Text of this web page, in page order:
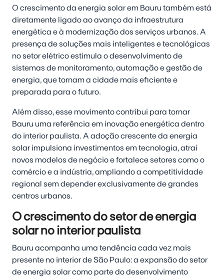
O crescimento da energia solar em Bauru também está
diretamente ligado ao avanço da infraestrutura
energética e à modernização dos serviços urbanos. A
presença de soluções mais inteligentes e tecnológicas
no setor elétrico estimula o desenvolvimento de
sistemas de monitoramento, automação e gestão de
energia, que tornam a cidade mais eficiente e
preparada para o futuro.
Além disso, esse movimento contribui para tornar
Bauru uma referência em inovação energética dentro
do interior paulista. A adoção crescente da energia
solar impulsiona investimentos em tecnologia, atrai
novos modelos de negócio e fortalece setores como o
comércio e a indústria, ampliando a competitividade
regional sem depender exclusivamente de grandes
centros urbanos.
O crescimento do setor de energia
solar no interior paulista
Bauru acompanha uma tendência cada vez mais
presente no interior de São Paulo: a expansão do setor
de energia solar como parte do desenvolvimento